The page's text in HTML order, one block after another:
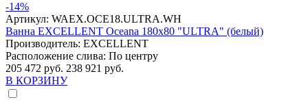
-14%
Артикул: WAEX.OCE18.ULTRA.WH
Ванна EXCELLENT Oceana 180x80 "ULTRA" (белый)
Производитель: EXCELLENT
Расположение слива: По центру
205 472 руб. 238 921 руб.
В КОРЗИНУ